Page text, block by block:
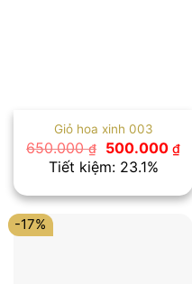
Giỏ hoa xinh 003
650.000₫
Giá
gốc
là:
500.000 ₫
là:
Tiết kiệm: 23.1%
-17%